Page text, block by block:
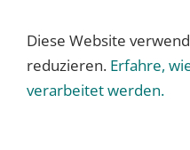
Diese Website
reduzieren. Erfahre,
verarbeitet werden.